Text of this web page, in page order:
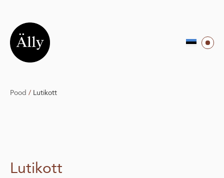
Pood / Lutikott
Lutikott